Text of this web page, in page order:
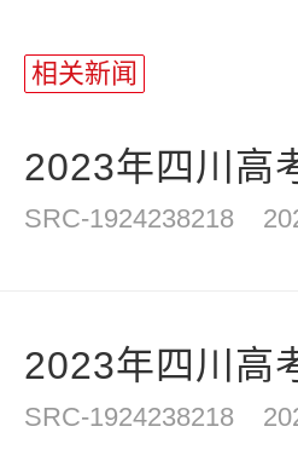
相关新闻
2023年四川高
SRC-1924238218
2023年四川高
SRC-1924238218